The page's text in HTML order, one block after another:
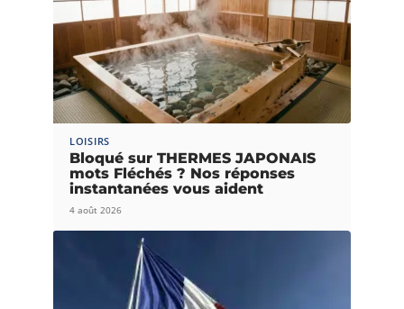
LOISIRS
Bloqué sur THERMES JAPONAIS
mots Fléchés ? Nos réponses
instantanées vous aident
4 août 2026